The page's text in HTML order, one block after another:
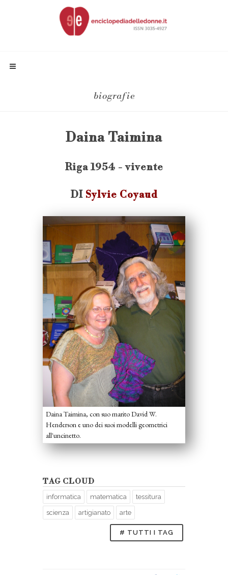
biografie
Daina Taimina
Riga 1954 - vivente
DI Sylvie Coyaud
Daina Taimina, con suo marito David W.
Henderson e uno dei suoi modelli geometrici
all'uncinetto.
TAG CLOUD
informatica matematica tessitura
scienza artigianato arte
# TUTTI I TAG